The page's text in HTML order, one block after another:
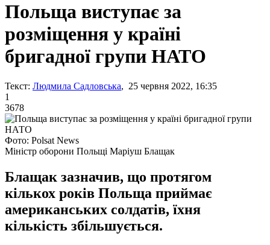
Польща виступає за
розміщення у країні
бригадної групи НАТО
Текст: Людмила Садловська, 25 червня 2022, 16:35
1
3678
Фото: Polsat News
Міністр оборони Польщі Маріуш Блащак
Блащак зазначив, що протягом
кількох років Польща приймає
американських солдатів, їхня
кількість збільшується.